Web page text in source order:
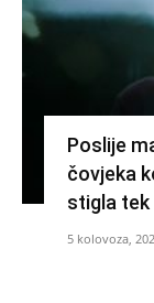
Poslije
čovjeka
stigla
5 kolovoza,